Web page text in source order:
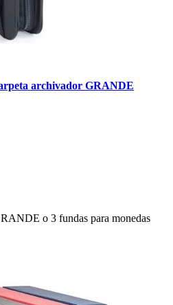
archivador GRANDE
o 3 fundas para monedas